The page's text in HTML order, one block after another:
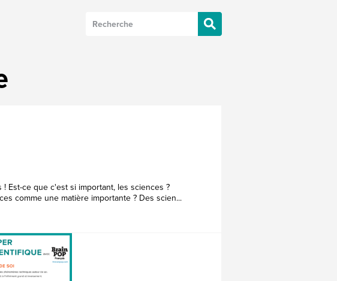
Est-ce que c'est si important, les sciences ?
comme une matière importante ? Des scien...